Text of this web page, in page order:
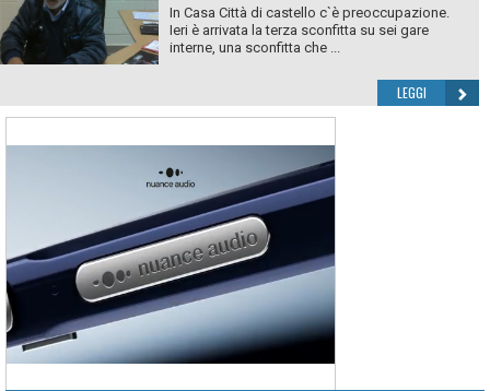
In Casa Città di castello c`è preoccupazione.
Ieri è arrivata la terza sconfitta su sei gare
interne, una sconfitta che ...
LEGGI